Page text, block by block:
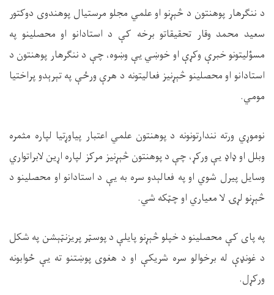
د ننګرهار پوهنتون د څېړنو او علمي مجلو مرستیال پوهندوی دوکتور
سعید محمد وقار تحقیقاتو برخه کې د استادانو او محصلینو په
مسؤلیتونو خبرې وکړې او خوښي یې وښوه، چې د ننګرهار پوهنتون د
استادانو او محصلینو څېړنیز فعالیتونه د هرې ورځې په تېرېدو پراختیا
مومي.
نوموړي ورته نندارتونونه د پوهنتون علمي اعتبار پیاوړتیا لپاره مثمره
وبلل او ډاډ یې ورکړ، چې د پوهنتون څېړنیز مرکز لپاره اړین لابراتواري
وسایل پیرل شوي او په فعالېدو سره به یې د استادانو او محصلینو د
څېړنو لړۍ لا معیاري او چټکه شي.
په پاى کې محصلینو د خپلو څېړنو پایلې د پوسټر پریزنټېشن په شکل
د غونډې له برخوالو سره شریکې او د هغوی پوښتنو ته یې ځوابونه
ورکړل.